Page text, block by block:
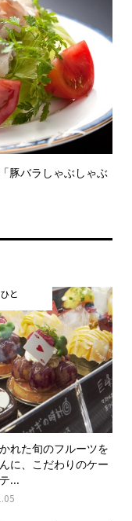
豚バラしゃぶしゃぶ
ひと
れた旬のフルーツを
に、こだわりのケー
...